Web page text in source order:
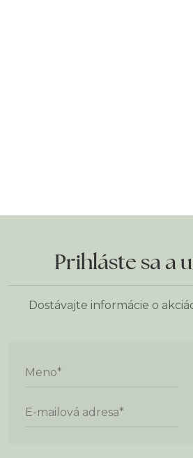
Prihláste sa a
Dostávajte informácie o
Meno*
E-mailová adresa*